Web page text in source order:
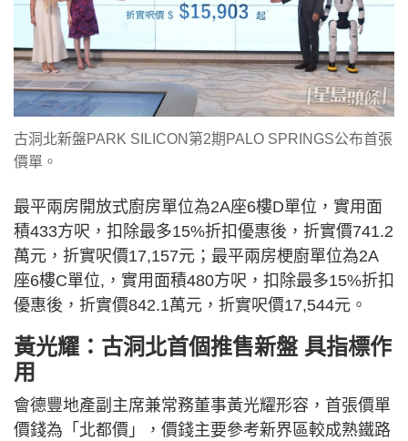
古洞北新盤PARK SILICON第2期PALO SPRINGS公布首張
價單。
最平兩房開放式廚房單位為2A座6樓D單位，實用面
積433方呎，扣除最多15%折扣優惠後，折實價741.2
萬元，折實呎價17,157元；最平兩房梗廚單位為2A
座6樓C單位,，實用面積480方呎，扣除最多15%折扣
優惠後，折實價842.1萬元，折實呎價17,544元。
黃光耀：古洞北首個推售新盤 具指標作
用
會德豐地產副主席兼常務董事黃光耀形容，首張價單
價錢為「北都價」，價錢主要參考新界區較成熟鐵路